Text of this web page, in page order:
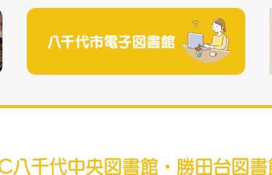
八千代中央図書館・勝田台図書